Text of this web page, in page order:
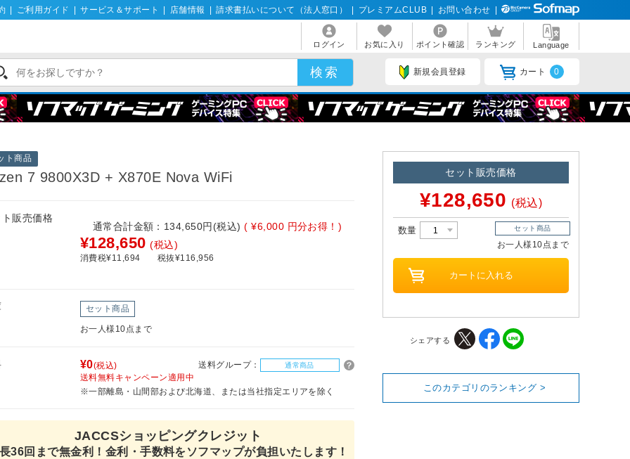
ご利用ガイド サービス＆サポート 店舗情報 請求書払いについて（法人窓口） プレミアムCLUB お問い合わせ
ログイン お気に入り ポイント確認 ランキング Language
新規会員登録 カート 0
ト商品
7 9800X3D + X870E Nova WiFi
ト販売価格
通常合計金額：134,650円(税込)( ¥6,000 円分お得！)
¥128,650 (税込)
消費税¥11,694 税抜¥116,956
セット商品
お一人様10点まで
¥0(税込) 送料グループ： 通常商品
送料無料キャンペーン適用中
※一部離島・山間部および北海道、または当社指定エリアを除く
JACCSショッピングクレジット
36回まで無金利！金利・手数料をソフマップが負担いたします！
セット販売価格
¥128,650 (税込)
数量 セット商品
お一人様10点まで
シェアする
このカテゴリのランキング >